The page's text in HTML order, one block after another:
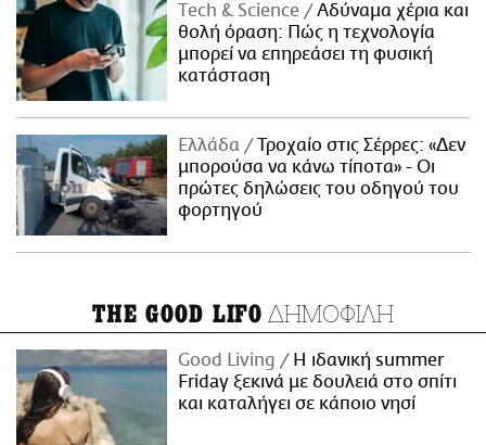
Τech & Science
Αδύναμα χέρια και
θολή όραση: Πώς η τεχνολογία
μπορεί να επηρεάσει τη φυσική
κατάσταση
Ελλάδα
Τροχαίο στις Σέρρες: «Δεν
μπορούσα να κάνω τίποτα» - Οι
πρώτες δηλώσεις του οδηγού του
φορτηγού
THE GOOD LIFO ΔΗΜΟΦΙΛΗ
Good Living
Η ιδανική summer
Friday ξεκινά με δουλειά στο σπίτι
και καταλήγει σε κάποιο νησί